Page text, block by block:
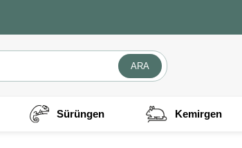
Sürüngen Kemirgen